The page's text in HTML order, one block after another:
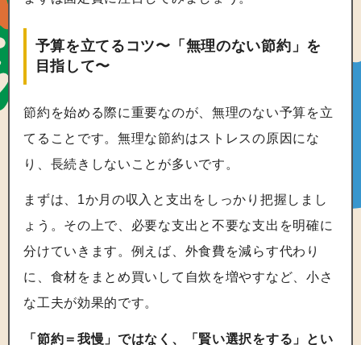
予算を立てるコツ〜「無理のない節約」を
目指して〜
節約を始める際に重要なのが、無理のない予算を立
てることです。無理な節約はストレスの原因にな
り、長続きしないことが多いです。
まずは、1か月の収入と支出をしっかり把握しまし
ょう。その上で、必要な支出と不要な支出を明確に
分けていきます。例えば、外食費を減らす代わり
に、食材をまとめ買いして自炊を増やすなど、小さ
な工夫が効果的です。
「節約＝我慢」ではなく、「賢い選択をする」とい